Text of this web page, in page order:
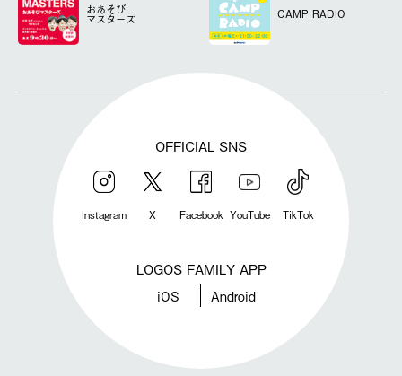
おあそび
マスターズ CAMP RADIO
OFFICIAL SNS
Instagram X Facebook YouTube TikTok
LOGOS FAMILY APP
iOS Android